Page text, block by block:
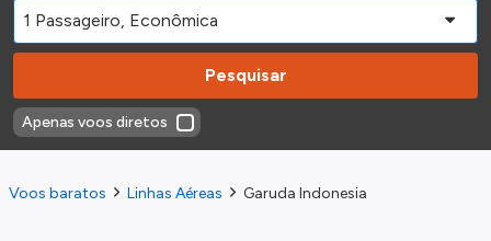
Pesquisar
Apenas voos diretos
Voos baratos Linhas Aéreas Garuda Indonesia